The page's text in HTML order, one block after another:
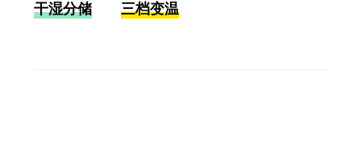
干湿分储 三档变温